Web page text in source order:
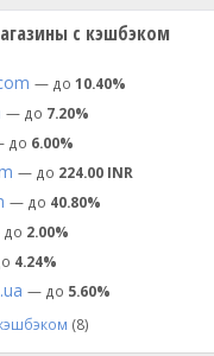
с кэшбэком
— до 10.40%
— до 7.20%
до 6.00%
— до 224.00 INR
— до 40.80%
2.00%
4.24%
— до 5.60%
(8)